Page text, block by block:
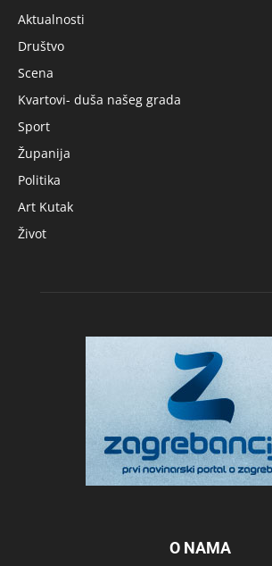
Aktualnosti
Društvo
Scena
Kvartovi- duša našeg grada
Sport
Županija
Politika
Art Kutak
Život
O NAMA